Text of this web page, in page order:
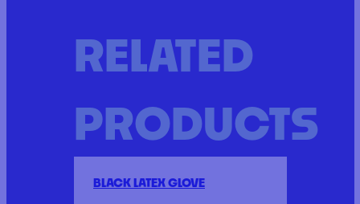
RELATED
PRODUCTS
BLACK LATEX GLOVE